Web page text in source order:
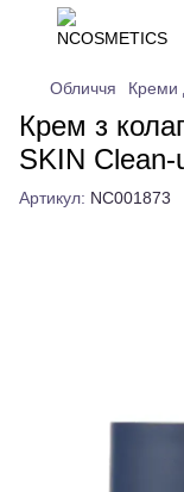
Обличчя Креми
Крем з
SKIN
Артикул: NC001873